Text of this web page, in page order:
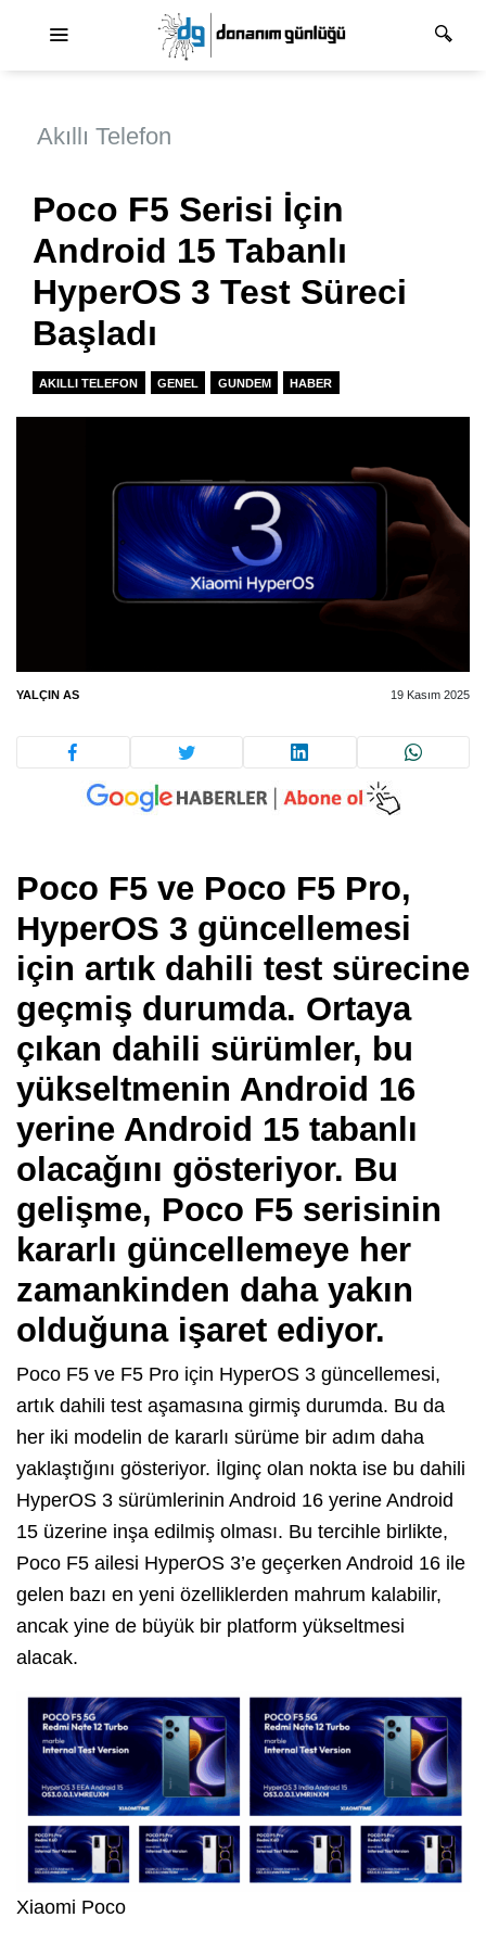
Akıllı Telefon
Poco F5 Serisi İçin
Android 15 Tabanlı
HyperOS 3 Test Süreci
Başladı
AKILLI TELEFON GENEL GUNDEM HABER
YALÇIN AS 19 Kasım 2025
Poco F5 ve Poco F5 Pro,
HyperOS 3 güncellemesi
için artık dahili test sürecine
geçmiş durumda. Ortaya
çıkan dahili sürümler, bu
yükseltmenin Android 16
yerine Android 15 tabanlı
olacağını gösteriyor. Bu
gelişme, Poco F5 serisinin
kararlı güncellemeye her
zamankinden daha yakın
olduğuna işaret ediyor.
Poco F5 ve F5 Pro için HyperOS 3 güncellemesi,
artık dahili test aşamasına girmiş durumda. Bu da
her iki modelin de kararlı sürüme bir adım daha
yaklaştığını gösteriyor. İlginç olan nokta ise bu dahili
HyperOS 3 sürümlerinin Android 16 yerine Android
15 üzerine inşa edilmiş olması. Bu tercihle birlikte,
Poco F5 ailesi HyperOS 3’e geçerken Android 16 ile
gelen bazı en yeni özelliklerden mahrum kalabilir,
ancak yine de büyük bir platform yükseltmesi
alacak.
Xiaomi Poco